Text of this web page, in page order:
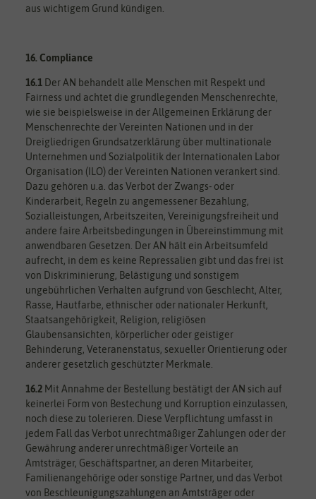
aus wichtigem Grund kündigen.
16. Compliance
16.1 Der AN behandelt alle Menschen mit Respekt und
Fairness und achtet die grundlegenden Menschenrechte,
wie sie beispielsweise in der Allgemeinen Erklärung der
Menschenrechte der Vereinten Nationen und in der
Dreigliedrigen Grundsatzerklärung über multinationale
Unternehmen und Sozialpolitik der Internationalen Labor
Organisation (ILO) der Vereinten Nationen verankert sind.
Dazu gehören u.a. das Verbot der Zwangs- oder
Kinderarbeit, Regeln zu angemessener Bezahlung,
Sozialleistungen, Arbeitszeiten, Vereinigungsfreiheit und
andere faire Arbeitsbedingungen in Übereinstimmung mit
anwendbaren Gesetzen. Der AN hält ein Arbeitsumfeld
aufrecht, in dem es keine Repressalien gibt und das frei ist
von Diskriminierung, Belästigung und sonstigem
ungebührlichen Verhalten aufgrund von Geschlecht, Alter,
Rasse, Hautfarbe, ethnischer oder nationaler Herkunft,
Staatsangehörigkeit, Religion, religiösen
Glaubensansichten, körperlicher oder geistiger
Behinderung, Veteranenstatus, sexueller Orientierung oder
anderer gesetzlich geschützter Merkmale.
16.2 Mit Annahme der Bestellung bestätigt der AN sich auf
keinerlei Form von Bestechung und Korruption einzulassen,
noch diese zu tolerieren. Diese Verpflichtung umfasst in
jedem Fall das Verbot unrechtmäßiger Zahlungen oder der
Gewährung anderer unrechtmäßiger Vorteile an
Amtsträger, Geschäftspartner, an deren Mitarbeiter,
Familienangehörige oder sonstige Partner, und das Verbot
von Beschleunigungszahlungen an Amtsträger oder